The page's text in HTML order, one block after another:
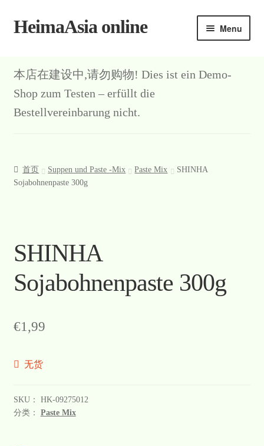
Skip
Skip
HeimaAsia online Menu
本店在建设中,请勿购物! Dies ist ein Demo-
Shop zum Testen – erfüllt die
Bestellvereinbarung nicht.
首页 Suppen und Paste -Mix Paste Mix
SHINHA
Sojabohnenpaste 300g
SHINHA
Sojabohnenpaste 300g
€1,99
无货
SKU： HK-09275012
分类： Paste Mix